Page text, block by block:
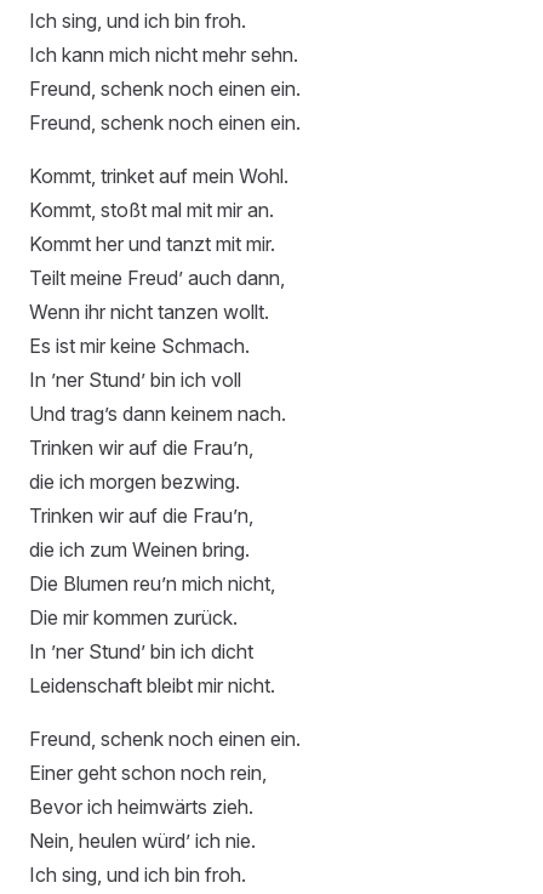
Ich sing, und ich bin froh.
Ich kann mich nicht mehr sehn.
Freund, schenk noch einen ein.
Freund, schenk noch einen ein.
Kommt, trinket auf mein Wohl.
Kommt, stoßt mal mit mir an.
Kommt her und tanzt mit mir.
Teilt meine Freud’ auch dann,
Wenn ihr nicht tanzen wollt.
Es ist mir keine Schmach.
In ’ner Stund’ bin ich voll
Und trag’s dann keinem nach.
Trinken wir auf die Frau’n,
die ich morgen bezwing.
Trinken wir auf die Frau’n,
die ich zum Weinen bring.
Die Blumen reu’n mich nicht,
Die mir kommen zurück.
In ’ner Stund’ bin ich dicht
Leidenschaft bleibt mir nicht.
Freund, schenk noch einen ein.
Einer geht schon noch rein,
Bevor ich heimwärts zieh.
Nein, heulen würd’ ich nie.
Ich sing, und ich bin froh.